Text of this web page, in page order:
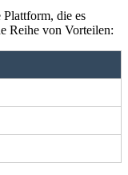
die es
Reihe von Vorteilen: